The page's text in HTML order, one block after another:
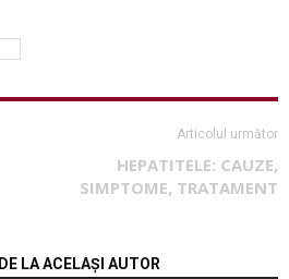
Articolul următor
HEPATITELE: CAUZE,
SIMPTOME, TRATAMENT
DE LA ACELAȘI AUTOR